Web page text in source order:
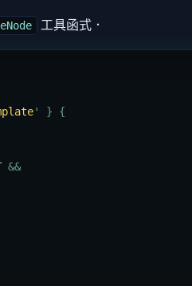
工具函式．
' } {
&&